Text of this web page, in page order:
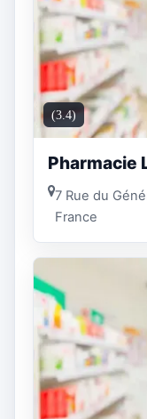
(3.4)
Pharmacie
7 Rue du
France